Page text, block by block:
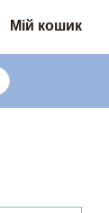
Мій кошик